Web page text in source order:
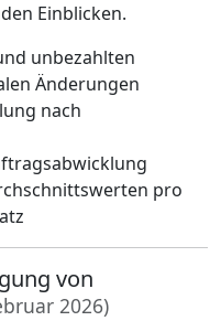
Einblicken.
unbezahlten
Änderungen
nach
pro
von
2026)